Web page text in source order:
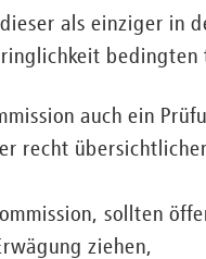
als einziger in
auch ein
recht
sollten
ziehen,